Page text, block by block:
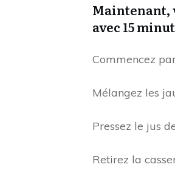
Maintenant,
avec 15
Commencez
Mélangez les
Pressez le jus
Retirez la